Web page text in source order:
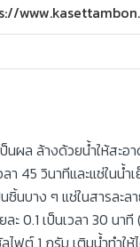
ผล ล้างด้วยน้ำให้สะอ
า 45 วินาทีและแช่ในน้ำ
ชิ้นบาง ๆ แช่ในสารละล
ะ 0.1 เป็นเวลา 30 นา
ไฟต์ 1 กรัม เติมน้ำทำให้